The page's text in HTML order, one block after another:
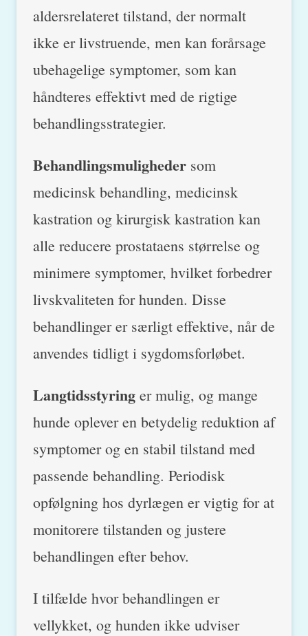
aldersrelateret tilstand, der normalt
ikke er livstruende, men kan forårsage
ubehagelige symptomer, som kan
håndteres effektivt med de rigtige
behandlingsstrategier.
Behandlingsmuligheder som
medicinsk behandling, medicinsk
kastration og kirurgisk kastration kan
alle reducere prostataens størrelse og
minimere symptomer, hvilket forbedrer
livskvaliteten for hunden. Disse
behandlinger er særligt effektive, når de
anvendes tidligt i sygdomsforløbet.
Langtidsstyring er mulig, og mange
hunde oplever en betydelig reduktion af
symptomer og en stabil tilstand med
passende behandling. Periodisk
opfølgning hos dyrlægen er vigtig for at
monitorere tilstanden og justere
behandlingen efter behov.
I tilfælde hvor behandlingen er
vellykket, og hunden ikke udviser